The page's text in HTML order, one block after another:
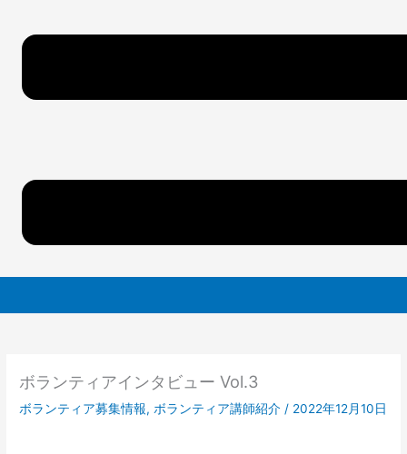
ボランティアインタビュー Vol.3
ボランティア募集情報,ボランティア講師紹介 / 2022年12月10日